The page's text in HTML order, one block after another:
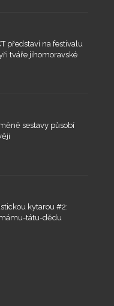
představí na festivalu
tváře jihomoravské
sestavy působí
kytarou #2:
tátu-dědu